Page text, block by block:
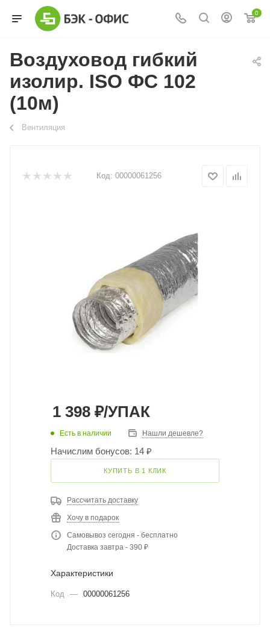
0
Воздуховод гибкий
изолир. ISO ФС 102
(10м)
Вентиляция
Код: 00000061256
1 398 ₽/УПАК
Есть в наличии Нашли дешевле?
Начислим бонусов: 14 ₽
КУПИТЬ В 1 КЛИК
Рассчитать доставку
Хочу в подарок
Самовывоз сегодня - бесплатно
Доставка завтра - 390 ₽
Характеристики
Код — 00000061256